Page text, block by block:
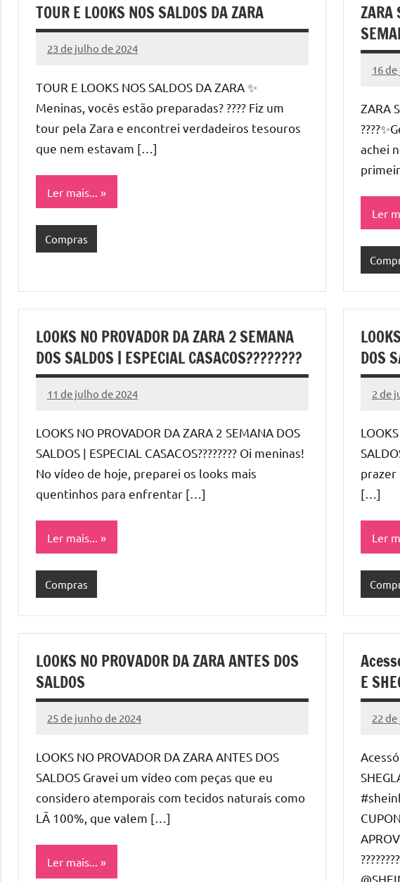
TOUR E LOOKS NOS SALDOS DA ZARA
23 de julho de 2024
Cibelle
Nenhum
TOUR E LOOKS NOS SALDOS DA ZARA ✨
Meninas, vocês estão preparadas? ???? Fiz um
tour pela Zara e encontrei verdadeiros tesouros
que nem estavam […]
Ler mais...
Compras
ZARA
16
ZARA
achei
Ler
LOOKS NO PROVADOR DA ZARA 2 SEMANA
DOS SALDOS | ESPECIAL CASACOS????????
11 de julho de 2024
Cibelle
Nenhum
LOOKS NO PROVADOR DA ZARA 2 SEMANA DOS
SALDOS | ESPECIAL CASACOS???????? Oi meninas!
No vídeo de hoje, preparei os looks mais
quentinhos para enfrentar […]
Ler mais...
Compras
DOS
2 de
prazer
[…]
Ler
LOOKS NO PROVADOR DA ZARA ANTES DOS
SALDOS
25 de junho de 2024
Cibelle
Nenhum
LOOKS NO PROVADOR DA ZARA ANTES DOS
SALDOS Gravei um vídeo com peças que eu
considero atemporais com tecidos naturais como
LÃ 100%, que valem […]
Ler mais...
E
22